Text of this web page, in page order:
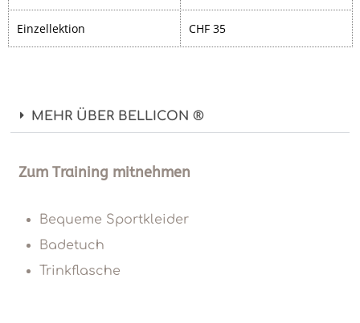
Einzellektion CHF 35
MEHR ÜBER BELLICON ®
Zum Training mitnehmen
Bequeme Sportkleider
Badetuch
Trinkflasche